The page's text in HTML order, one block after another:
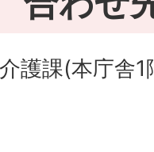
護課(本庁舎1